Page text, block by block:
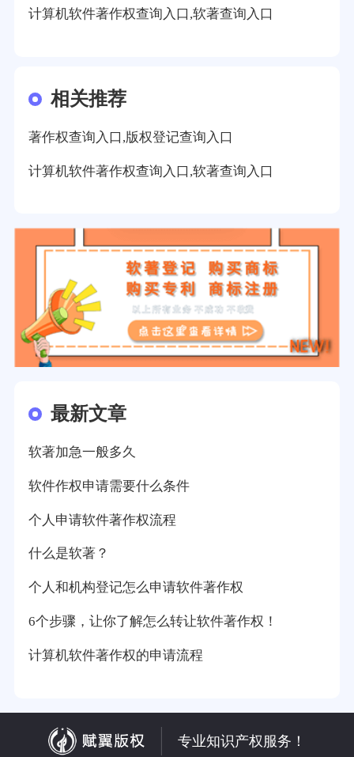
计算机软件著作权查询入口,软著查询入口
相关推荐
著作权查询入口,版权登记查询入口
计算机软件著作权查询入口,软著查询入口
最新文章
软著加急一般多久
软件作权申请需要什么条件
个人申请软件著作权流程
什么是软著？
个人和机构登记怎么申请软件著作权
6个步骤，让你了解怎么转让软件著作权！
计算机软件著作权的申请流程
专业知识产权服务！